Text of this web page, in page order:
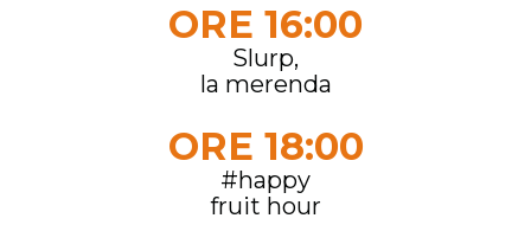
ORE 16:00
Slurp,
la merenda
ORE 18:00
#happy
fruit hour